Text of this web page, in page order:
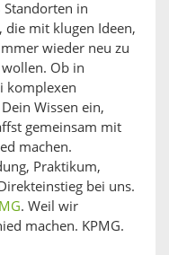
in
die mit klugen Ideen,
wieder neu zu
Ob in
komplexen
Wissen ein,
gemeinsam mit
machen.
Praktikum,
bei uns.
. Weil wir
machen. KPMG.